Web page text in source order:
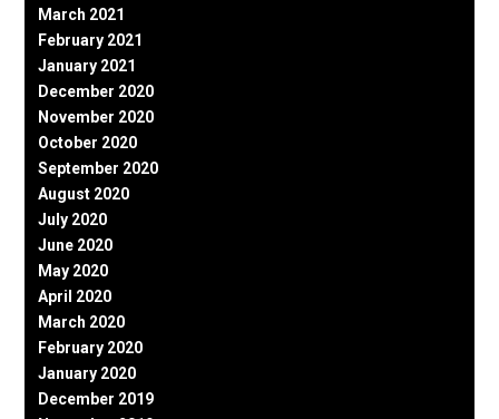
March 2021
February 2021
January 2021
December 2020
November 2020
October 2020
September 2020
August 2020
July 2020
June 2020
May 2020
April 2020
March 2020
February 2020
January 2020
December 2019